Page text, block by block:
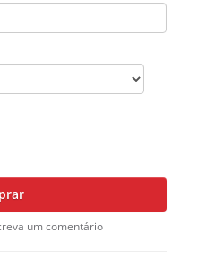
um comentário